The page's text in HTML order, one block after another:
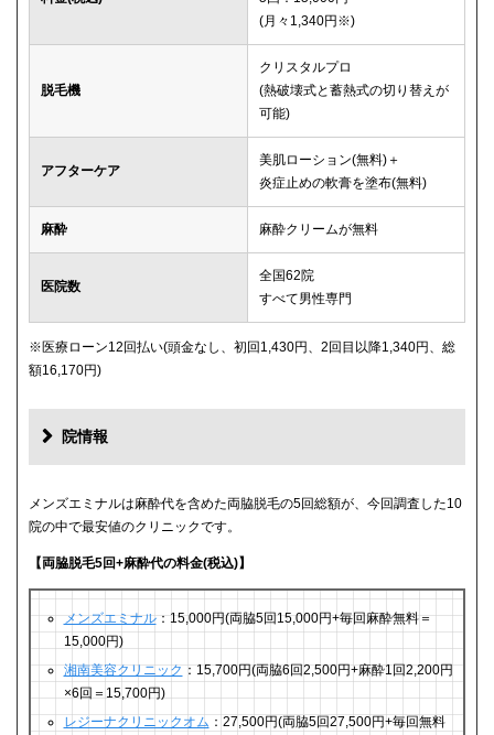
(月々1,340円※)
脱毛機
クリスタルプロ
(熱破壊式と蓄熱式の切り替えが
可能)
アフターケア
美肌ローション(無料)＋
炎症止めの軟膏を塗布(無料)
麻酔 麻酔クリームが無料
医院数
全国62院
すべて男性専門
※医療ローン12回払い(頭金なし、初回1,430円、2回目以降1,340円、総
額16,170円)
院情報
メンズエミナルは麻酔代を含めた両脇脱毛の5回総額が、今回調査した10
院の中で最安値のクリニックです。
【両脇脱毛5回+麻酔代の料金(税込)】
メンズエミナル：15,000円(両脇5回15,000円+毎回麻酔無料＝
15,000円)
湘南美容クリニック：15,700円(両脇6回2,500円+麻酔1回2,200円
×6回＝15,700円)
レジーナクリニックオム ：27,500円(両脇5回27,500円+毎回無料